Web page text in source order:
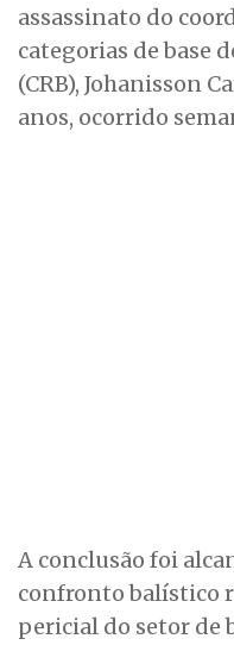
assassinato do
categorias de base
(CRB), Johanisson
anos, ocorrido
A conclusão foi
confronto balístico
pericial do setor de